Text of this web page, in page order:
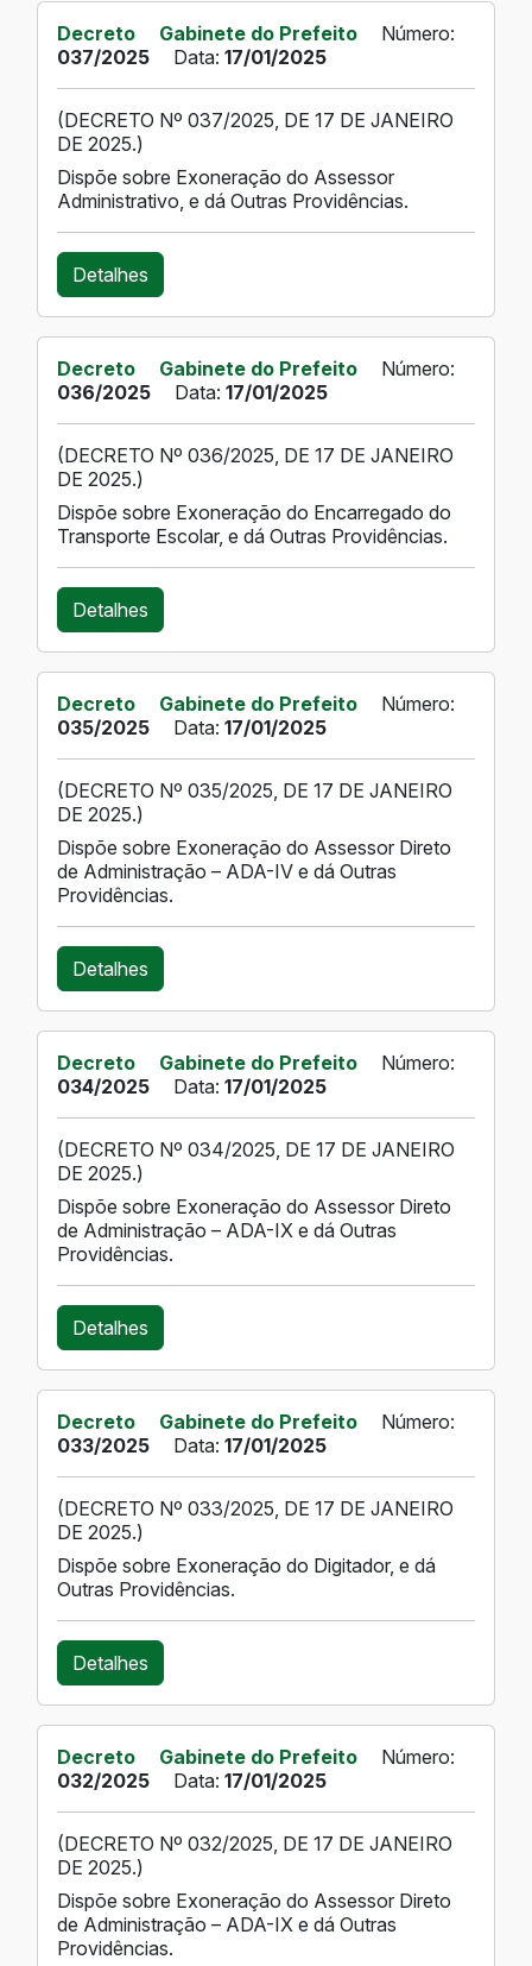
Decreto Gabinete do Prefeito
Número:
037/2025
Data: 17/01/2025
(DECRETO Nº 037/2025, DE 17 DE JANEIRO
DE 2025.)
Dispõe sobre Exoneração do Assessor
Administrativo, e dá Outras Providências.
Detalhes
Decreto Gabinete do Prefeito
Número:
036/2025
Data: 17/01/2025
(DECRETO Nº 036/2025, DE 17 DE JANEIRO
DE 2025.)
Dispõe sobre Exoneração do Encarregado do
Transporte Escolar, e dá Outras Providências.
Detalhes
Decreto Gabinete do Prefeito
Número:
035/2025
Data: 17/01/2025
(DECRETO Nº 035/2025, DE 17 DE JANEIRO
DE 2025.)
Dispõe sobre Exoneração do Assessor Direto
de Administração – ADA-IV e dá Outras
Providências.
Detalhes
Decreto Gabinete do Prefeito
Número:
034/2025
Data: 17/01/2025
(DECRETO Nº 034/2025, DE 17 DE JANEIRO
DE 2025.)
Dispõe sobre Exoneração do Assessor Direto
de Administração – ADA-IX e dá Outras
Providências.
Detalhes
Decreto Gabinete do Prefeito
Número:
033/2025
Data: 17/01/2025
(DECRETO Nº 033/2025, DE 17 DE JANEIRO
DE 2025.)
Dispõe sobre Exoneração do Digitador, e dá
Outras Providências.
Detalhes
Decreto Gabinete do Prefeito
Número:
032/2025
Data: 17/01/2025
(DECRETO Nº 032/2025, DE 17 DE JANEIRO
DE 2025.)
Dispõe sobre Exoneração do Assessor Direto
de Administração – ADA-IX e dá Outras
Providências.